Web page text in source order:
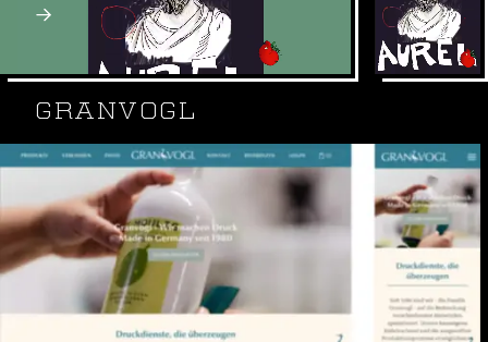
Webseite: cosi-regensburg.de
GRANVOGL